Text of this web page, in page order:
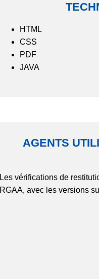
HTML
CSS
PDF
JAVA
AGENTS
Les vérifications de
RGAA, avec les versions